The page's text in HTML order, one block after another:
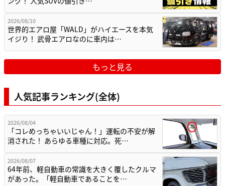
2026/08/10
世界的エアロ屋「WALD」がハイエースを本気
イジり！ 武骨エアロなのに車内は…
もっと見る
人気記事ランキング(全体)
2026/08/04
「コレめっちゃいいじゃん！」運転の不安が解
消された！ あらゆる車種に対応。死…
2026/08/07
64年前、軽自動車の常識を大きく覆したクルマ
があった。「軽自動車であることを…